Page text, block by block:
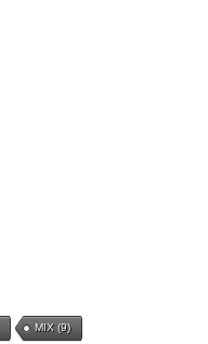
MIX(9)